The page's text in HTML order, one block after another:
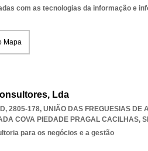
com as tecnologias da informação e
Mapa
Lda
2805-178, UNIÃO DAS FREGUESIAS DE
COVA PIEDADE PRAGAL CACILHAS,
para os negócios e a gestão